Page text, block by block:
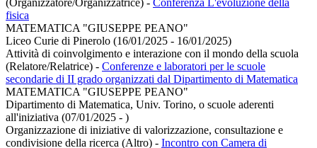
(Organizzatore/Organizzatrice) - Conferenza L'evoluzione della
fisica
MATEMATICA "GIUSEPPE PEANO"
Liceo Curie di Pinerolo (16/01/2025 - 16/01/2025)
Attività di coinvolgimento e interazione con il mondo della scuola
(Relatore/Relatrice) - Conferenze e laboratori per le scuole
secondarie di II grado organizzati dal Dipartimento di Matematica
MATEMATICA "GIUSEPPE PEANO"
Dipartimento di Matematica, Univ. Torino, o scuole aderenti
all'iniziativa (07/01/2025 - )
Organizzazione di iniziative di valorizzazione, consultazione e
condivisione della ricerca (Altro) - Incontro con Camera di